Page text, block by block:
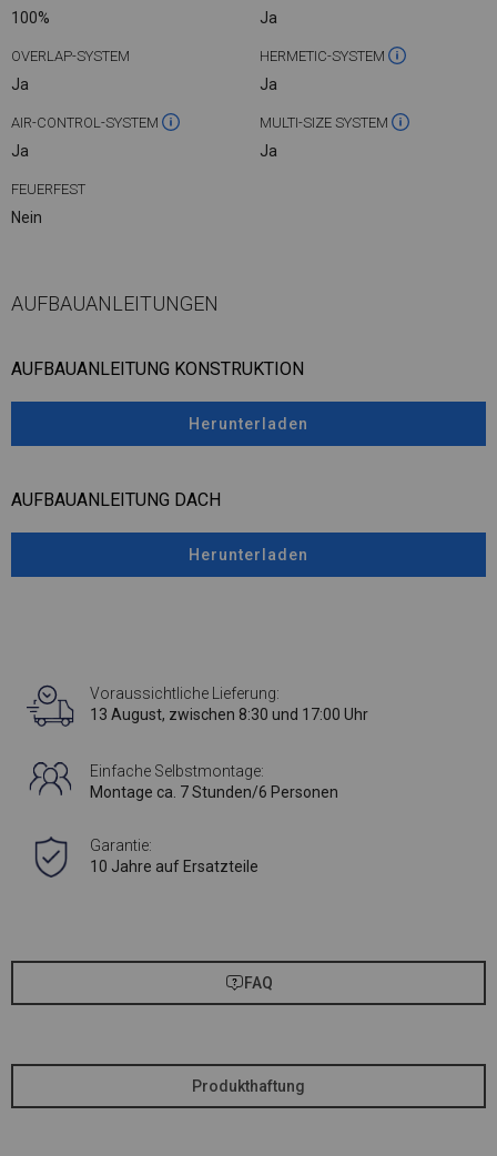
100% Ja
OVERLAP-SYSTEM
Ja
HERMETIC-SYSTEM
Ja
AIR-CONTROL-SYSTEM
Ja
MULTI-SIZE SYSTEM
Ja
FEUERFEST
Nein
AUFBAUANLEITUNGEN
AUFBAUANLEITUNG KONSTRUKTION
Herunterladen
AUFBAUANLEITUNG DACH
Herunterladen
Voraussichtliche Lieferung:
13 August, zwischen 8:30 und 17:00 Uhr
Einfache Selbstmontage:
Montage ca. 7 Stunden/6 Personen
Garantie:
10 Jahre auf Ersatzteile
FAQ
Produkthaftung